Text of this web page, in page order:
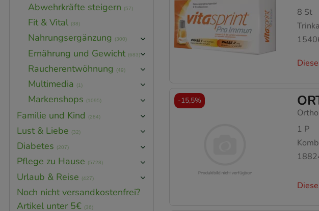
8 St
1 P
-15,5%
Abwehrkräfte steigern (57)
Fit & Vital (38)
Nahrungsergänzung (300)
Ernährung und Gewicht (683)
Raucherentwöhnung (49)
Multimedia (1)
Markenshops (1095)
Familie und Kind (284)
Lust & Liebe (32)
Diabetes (207)
Pflege zu Hause (5728)
Urlaub & Reise (427)
Noch nicht versandkostenfrei?
Artikel unter 5€ (36)